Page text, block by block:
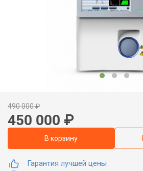
490 000₽
450 000 ₽
В корзину
Гарантия лучшей цены